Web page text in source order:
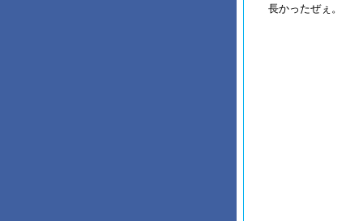
長かったぜぇ。